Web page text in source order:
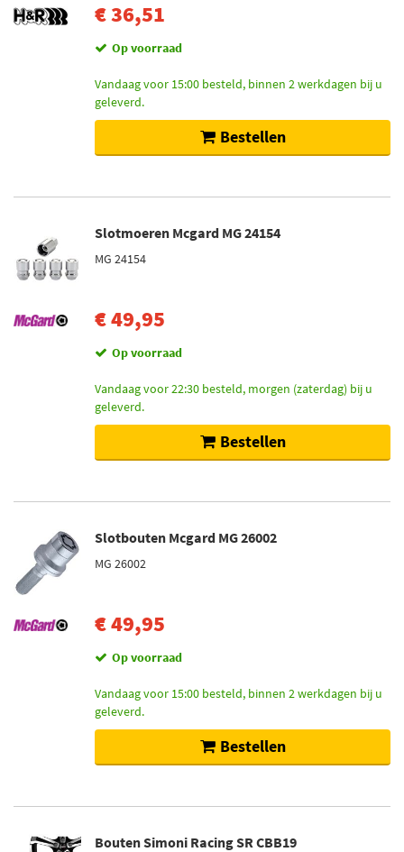
€ 36,51
Op voorraad
Vandaag voor 15:00 besteld, binnen 2 werkdagen bij u
geleverd.
Bestellen
Slotmoeren Mcgard MG 24154
MG 24154
€ 49,95
Op voorraad
Vandaag voor 22:30 besteld, morgen (zaterdag) bij u
geleverd.
Bestellen
Slotbouten Mcgard MG 26002
MG 26002
€ 49,95
Op voorraad
Vandaag voor 15:00 besteld, binnen 2 werkdagen bij u
geleverd.
Bestellen
Bouten Simoni Racing SR CBB19